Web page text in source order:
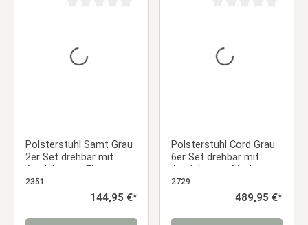
Polsterstuhl Samt Grau
2er Set drehbar mit
Armlehnen – Elegante
Esszimmerstühle
2351
Regulärer Preis:
144,95 €*
Polsterstuhl Cord Grau
6er Set drehbar mit
Armlehnen – Moderne
Esszimmerstühle im
Retro-Look Essstuhl
2729
Regulärer Preis:
489,95 €*